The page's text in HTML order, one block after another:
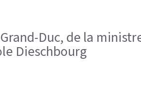
Duc, de la
Dieschbourg